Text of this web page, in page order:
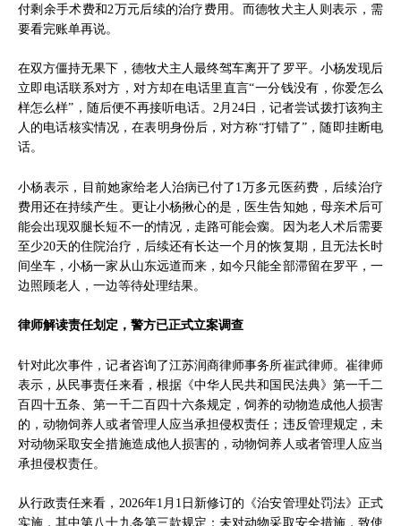
付剩余手术费和2万元后续的治疗费用。而德牧犬主人则表示，需
要看完账单再说。
在双方僵持无果下，德牧犬主人最终驾车离开了罗平。小杨发现后
立即电话联系对方，对方却在电话里直言“一分钱没有，你爱怎么
样怎么样”，随后便不再接听电话。2月24日，记者尝试拨打该狗主
人的电话核实情况，在表明身份后，对方称“打错了”，随即挂断电
话。
小杨表示，目前她家给老人治病已付了1万多元医药费，后续治疗
费用还在持续产生。更让小杨揪心的是，医生告知她，母亲术后可
能会出现双腿长短不一的情况，走路可能会瘸。因为老人术后需要
至少20天的住院治疗，后续还有长达一个月的恢复期，且无法长时
间坐车，小杨一家从山东远道而来，如今只能全部滞留在罗平，一
边照顾老人，一边等待处理结果。
律师解读责任划定，警方已正式立案调查
针对此次事件，记者咨询了江苏润商律师事务所崔武律师。崔律师
表示，从民事责任来看，根据《中华人民共和国民法典》第一千二
百四十五条、第一千二百四十六条规定，饲养的动物造成他人损害
的，动物饲养人或者管理人应当承担侵权责任；违反管理规定，未
对动物采取安全措施造成他人损害的，动物饲养人或者管理人应当
承担侵权责任。
从行政责任来看，2026年1月1日新修订的《治安管理处罚法》正式
实施，其中第八十九条第三款规定：未对动物采取安全措施，致使